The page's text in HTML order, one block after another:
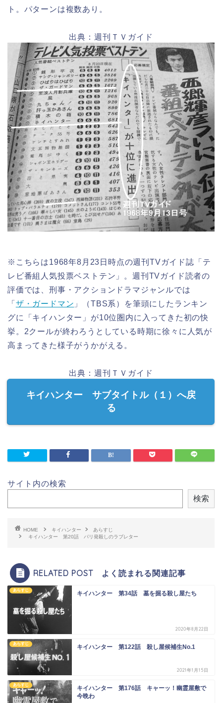
ト。パターンは複数あり。
出典：週刊ＴＶガイド
※こちらは1968年8月23日時点の週刊TVガイド誌「テ
レビ番組人気投票ベストテン」。週刊TVガイド読者の
評価では、刑事・アクションドラマジャンルでは
「 ザ・ガードマン 」（TBS系）を筆頭にしたランキン
グに「キイハンター」が10位圏内に入ってきた初の快
挙。2クールが終わろうとしている時期に徐々に人気が
高まってきた様子がうかがえる。
出典：週刊ＴＶガイド
キイハンター サブタイトル（１）へ戻
る
サイト内の検索
検索
HOME キイハンター
あらすじ
キイハンター 第20話 パリ発殺しのラブレター
RELATED POST よく読まれる関連記事
あらすじ キイハンター 第34話 墓を掘る殺し屋たち
2020年8月22日
あらすじ キイハンター 第122話 殺し屋候補生No.1
2021年1月15日
あらすじ
キイハンター 第176話 キャーッ！幽霊屋敷で
今晩わ